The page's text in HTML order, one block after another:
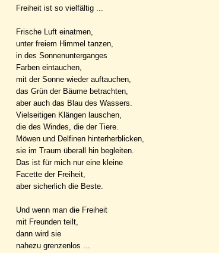
Freiheit ist so vielfältig ...
Frische Luft einatmen,
unter freiem Himmel tanzen,
in des Sonnenunterganges
Farben eintauchen,
mit der Sonne wieder auftauchen,
das Grün der Bäume betrachten,
aber auch das Blau des Wassers.
Vielseitigen Klängen lauschen,
die des Windes, die der Tiere.
Möwen und Delfinen hinterherblicken,
sie im Traum überall hin begleiten.
Das ist für mich nur eine kleine
Facette der Freiheit,
aber sicherlich die Beste.
Und wenn man die Freiheit
mit Freunden teilt,
dann wird sie
nahezu grenzenlos ...